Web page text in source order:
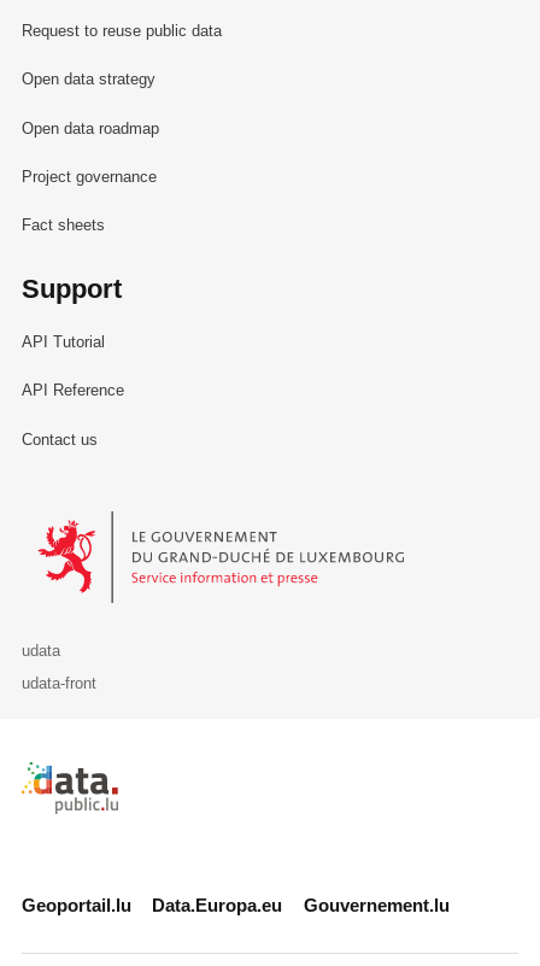
Request to reuse public data
Open data strategy
Open data roadmap
Project governance
Fact sheets
Support
API Tutorial
API Reference
Contact us
Le Gouvernement du Grand-Duché de Luxembourg - Service
udata
udata-front
Retour à l'accueil de data.public.lu
Geoportail.lu Data.Europa.eu Gouvernement.lu